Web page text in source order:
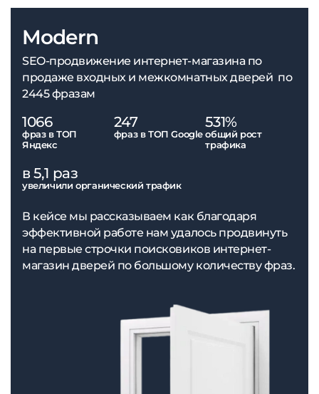
Modern
SEO-продвижение интернет-магазина по
продаже входных и межкомнатных дверей по
2445 фразам
1066
фраз в ТОП
Яндекс
247
фраз в ТОП Google
531%
общий рост
трафика
в 5,1 раз
увеличили органический трафик
В кейсе мы рассказываем как благодаря
эффективной работе нам удалось продвинуть
на первые строчки поисковиков интернет-
магазин дверей по большому количеству фраз.